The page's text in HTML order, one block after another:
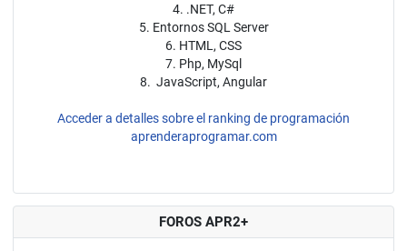
4. .NET, C#
5. Entornos SQL Server
6. HTML, CSS
7. Php, MySql
8. JavaScript, Angular
Acceder a detalles sobre el ranking de programación
aprenderaprogramar.com
FOROS APR2+